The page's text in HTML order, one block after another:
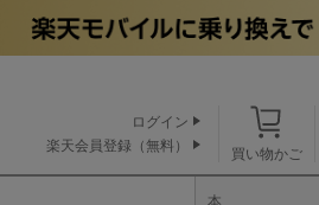
買い物かご
ログイン
楽天会員登録（無料）
本